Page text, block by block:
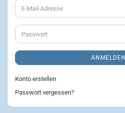
E-
Mail-
Adresse
Passwort
ANMELDEN
Konto erstellen
Passwort vergessen?